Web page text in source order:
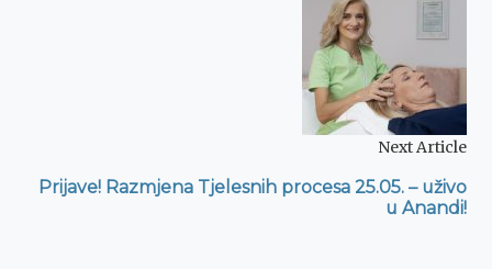
Next Article
Prijave! Razmjena Tjelesnih procesa 25.05. – uživo
u Anandi!